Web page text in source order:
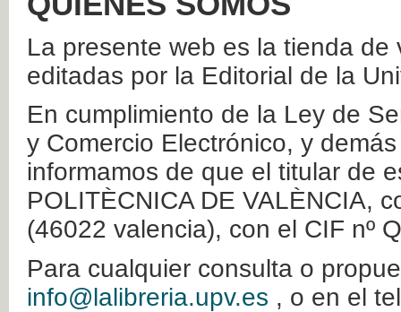
La presente web es la tienda
editadas por la Editorial de la
En cumplimiento de la Ley de
y Comercio Electrónico, y
informamos de que el titular de
POLITÈCNICA DE VALÈNCIA,
(46022 valencia), con el CIF nº
Para cualquier consulta o
info@lalibreria.upv.es , o en el